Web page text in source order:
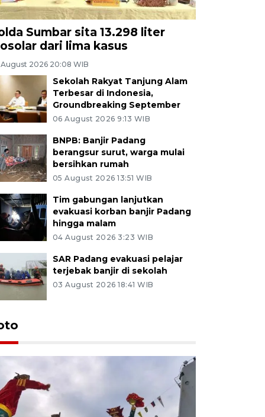
Sumbar sita 13.298 liter
dari lima kasus
2026 20:08 WIB
Sekolah Rakyat Tanjung Alam
Terbesar di Indonesia,
Groundbreaking September
06 August 2026 9:13 WIB
BNPB: Banjir Padang
berangsur surut, warga mulai
bersihkan rumah
05 August 2026 13:51 WIB
Tim gabungan lanjutkan
evakuasi korban banjir Padang
hingga malam
04 August 2026 3:23 WIB
SAR Padang evakuasi pelajar
terjebak banjir di sekolah
03 August 2026 18:41 WIB